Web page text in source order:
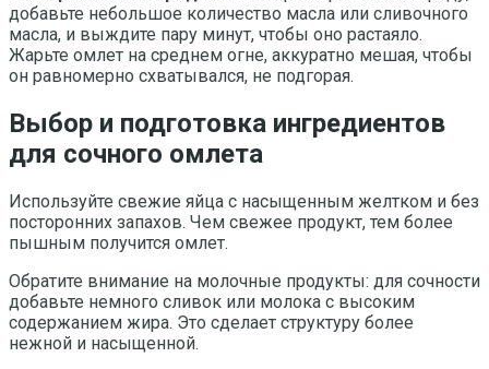
добавьте небольшое количество масла или сливочного
масла, и выждите пару минут, чтобы оно растаяло.
Жарьте омлет на среднем огне, аккуратно мешая, чтобы
он равномерно схватывался, не подгорая.
Выбор и подготовка ингредиентов
для сочного омлета
Используйте свежие яйца с насыщенным желтком и без
посторонних запахов. Чем свежее продукт, тем более
пышным получится омлет.
Обратите внимание на молочные продукты: для сочности
добавьте немного сливок или молока с высоким
содержанием жира. Это сделает структуру более
нежной и насыщенной.